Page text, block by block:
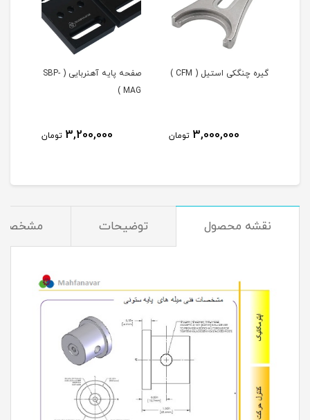
گیره چنگکی استیل ( CFM )
3,000,000 تومان
صفحه پایه آهنربایی ( SBP-
MAG )
3,200,000 تومان
نقشه محصول توضیحات